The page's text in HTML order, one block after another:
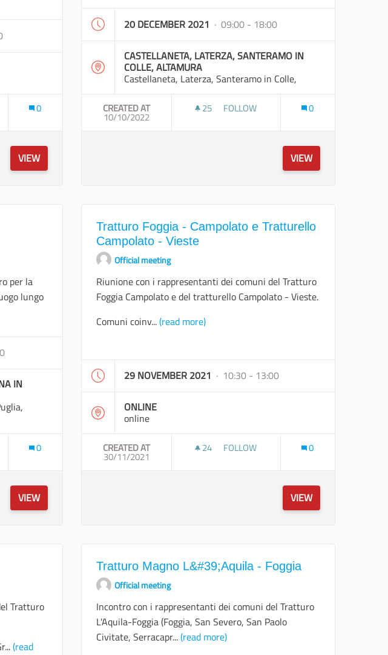
DELL'OVILE NAZIONALE DI FOGGIA
0
VIEW
20 DECEMBER 2021 · 09:00 - 18:00
CASTELLANETA, LATERZA, SANTERAMO IN
COLLE, ALTAMURA
Castellaneta, Laterza, Santeramo in Colle,
CREATED AT
10/10/2022
25 25 FOLLOWERS
FOLLOW 0
VIEW
per la
lungo
IN
SUL TRATTURO MELFI-CASTELLANETA - TRATTO 1
0
VIEW
Tratturo Foggia - Campolato e Tratturello
Campolato - Vieste
Official meeting
Riunione con i rappresentanti dei comuni del Tratturo
Foggia Campolato e del tratturello Campolato - Vieste.
Comuni coinv...(read more)
29 NOVEMBER 2021 · 10:30 - 13:00
ONLINE
online
CREATED AT
30/11/2021
24 24 FOLLOWERS
FOLLOW 0
VIEW
Tratturo
(read
Tratturo Magno L&#39;Aquila - Foggia
Official meeting
Incontro con i rappresentanti dei comuni del Tratturo
L'Aquila-Foggia (Foggia, San Severo, San Paolo
Civitate, Serracapr...(read more)